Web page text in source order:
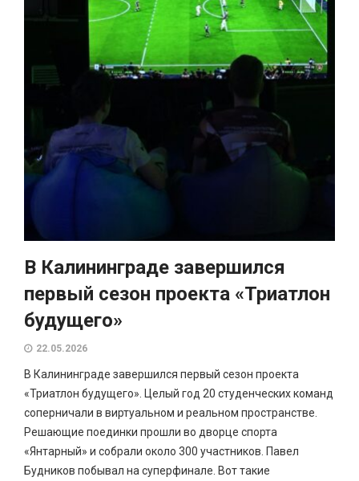
В Калининграде завершился
первый сезон проекта «Триатлон
будущего»
22.05.2026
В Калининграде завершился первый сезон проекта
«Триатлон будущего». Целый год 20 студенческих команд
соперничали в виртуальном и реальном пространстве.
Решающие поединки прошли во дворце спорта
«Янтарный» и собрали около 300 участников. Павел
Будников побывал на суперфинале. Вот такие